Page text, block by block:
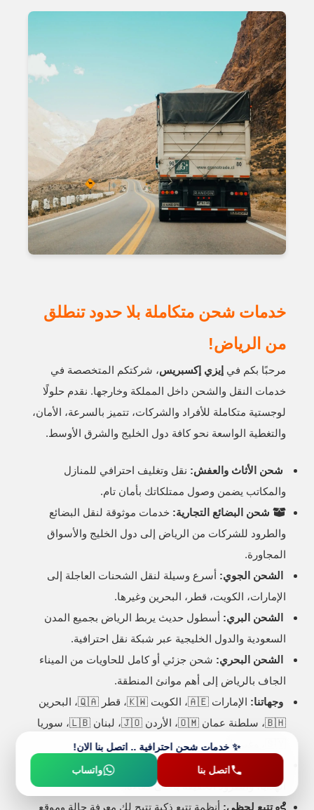
خدمات شحن متكاملة بلا حدود تنطلق
من الرياض!
مرحبًا بكم في إيزي إكسبريس، شركتكم المتخصصة في
خدمات النقل والشحن داخل المملكة وخارجها. نقدم حلولًا
لوجستية متكاملة للأفراد والشركات، تتميز بالسرعة، الأمان،
والتغطية الواسعة نحو كافة دول الخليج والشرق الأوسط.
شحن الأثاث والعفش: نقل وتغليف احترافي للمنازل
والمكاتب يضمن وصول ممتلكاتك بأمان تام.
شحن البضائع التجارية: خدمات موثوقة لنقل البضائع
والطرود للشركات من الرياض إلى دول الخليج والأسواق
المجاورة.
الشحن الجوي: أسرع وسيلة لنقل الشحنات العاجلة إلى
الإمارات، الكويت، قطر، البحرين وغيرها.
الشحن البري: أسطول حديث يربط الرياض بجميع المدن
السعودية والدول الخليجية عبر شبكة نقل احترافية.
الشحن البحري: شحن جزئي أو كامل للحاويات من الميناء
الجاف بالرياض إلى أهم موانئ المنطقة.
وجهاتنا:
الإمارات 🇦🇪، الكويت 🇰🇼، قطر 🇶🇦، البحرين
🇧🇭، سلطنة عمان 🇴🇲، الأردن 🇯🇴، لبنان 🇱🇧، سوريا
شحن الطرود الشخصية:
شحن سريع وآمن للمستندات،
الهدايا، والطرود الخفيفة بأعلى كفاءة.
تتبع لحظي: أنظمة تتبع ذكية تتيح لك معرفة حالة وموقع
✨ خدمات شحن احترافية .. اتصل بنا الان!
اتصل بنا واتساب